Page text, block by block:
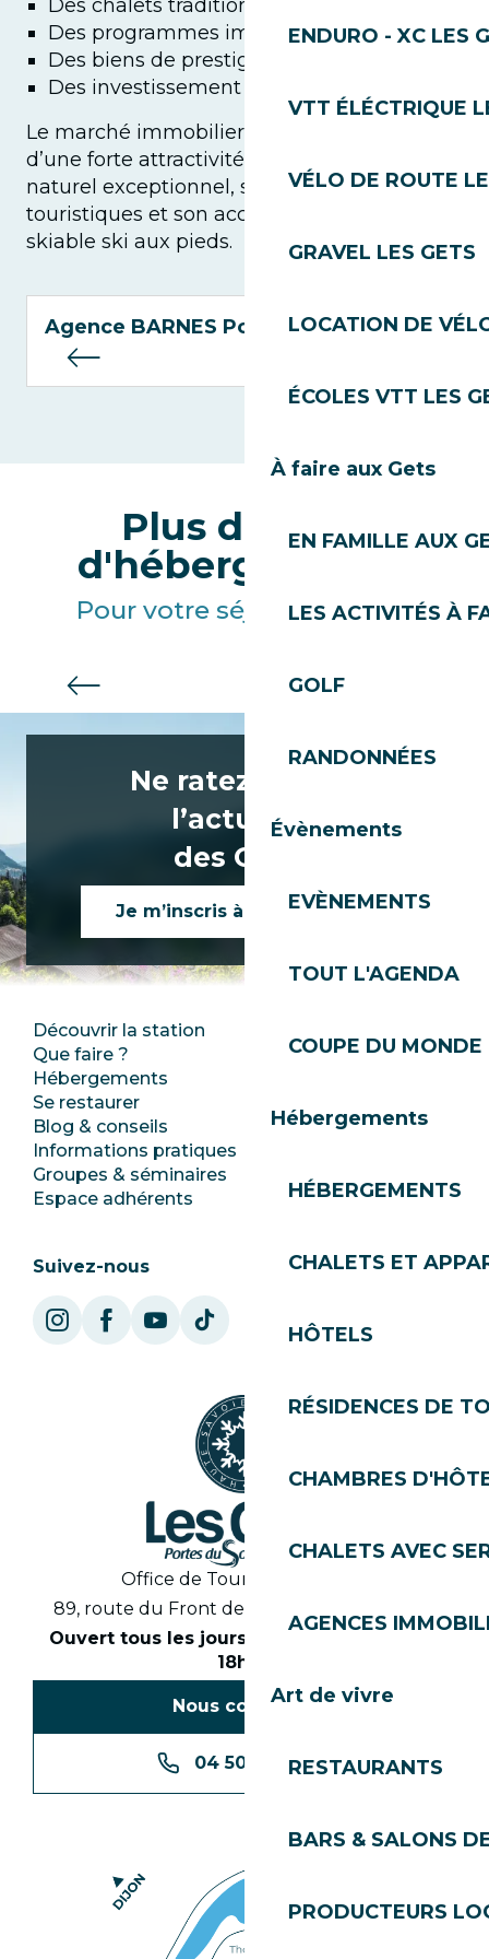
ENDURO - XC LES
VTT ÉLÉCTRIQUE
VÉLO DE ROUTE
GRAVEL LES GETS
LOCATION DE
ÉCOLES VTT LES
À faire aux Gets
EN FAMILLE AUX
LES ACTIVITÉS À
GOLF
RANDONNÉES
Évènements
EVÈNEMENTS
TOUT L'AGENDA
COUPE DU
Hébergements
HÉBERGEMENTS
CHALETS ET
HÔTELS
RÉSIDENCES DE
CHAMBRES
CHALETS AVEC
AGENCES
Art de vivre
RESTAURANTS
BARS & SALONS
PRODUCTEURS
Des chalets traditionnels
Des programmes immobiliers neufs
Des biens de prestige
Des investissement locatifs
Le marché immobilier des Gets bénéficie
d’une forte attractivité grâce à son cadre
naturel exceptionnel, ses infrastructures
touristiques et son accès au domaine
skiable ski aux pieds.
Agence BARNES Portes du Soleil
Plus d'offres
d'hébergements
Pour votre séjour aux Gets
Résidences de tourisme
Ne ratez rien de
l’actualité
des Gets !
Je m’inscris à la newsletter
Découvrir la station
Que faire ?
Hébergements
Se restaurer
Blog & conseils
Informations pratiques
Groupes & séminaires
Espace adhérents
Club Les Gets
Ecotourisme
SoleGets
Les Gets Tourisme
Suivez-nous
Office de Tourisme des Gets
89, route du Front de Neige 74260 Les Gets
Ouvert tous les jours en saison de 8h30 à
18h30
Nous contacter
04 50 74 74 74